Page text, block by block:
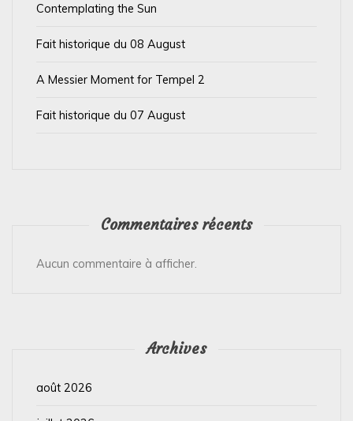
Contemplating the Sun
Fait historique du 08 August
A Messier Moment for Tempel 2
Fait historique du 07 August
Commentaires récents
Aucun commentaire à afficher.
Archives
août 2026